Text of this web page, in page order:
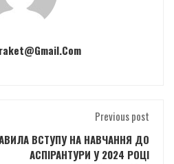
Previous post
ВСТУПУ НА НАВЧАННЯ ДО
АСПІРАНТУРИ У 2024 РОЦІ